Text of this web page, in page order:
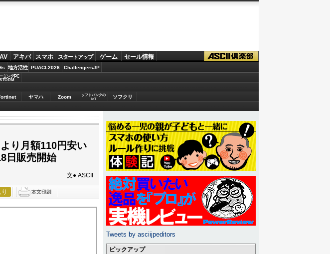
AV アキバ スマホ スタートアップ ゲーム セール情報
地方活性 PUACL2026 ChallengersJP
ミングPC
STORM
ヤマハ Zoom
ソフトバンクの
IoT
ソフクリ
り月額110円安い
日販売開始
文● ASCII
Tweets by asciijpeditors
ピックアップ